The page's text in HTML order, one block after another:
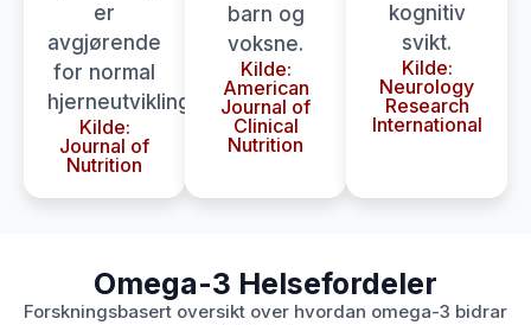
er
avgjørende
for normal
hjerneutvikling.
Kilde:
Journal of
Nutrition
barn og
voksne.
Kilde:
American
Journal of
Clinical
Nutrition
kognitiv
svikt.
Kilde:
Neurology
Research
International
Omega-3 Helsefordeler
Forskningsbasert oversikt over hvordan omega-3 bidrar